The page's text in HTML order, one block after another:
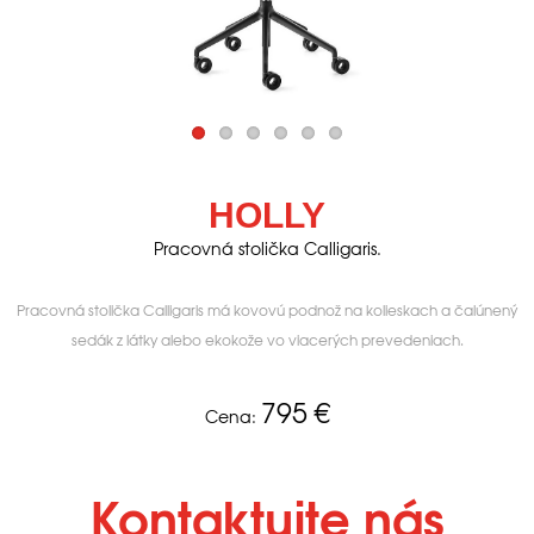
HOLLY
Pracovná stolička Calligaris.
Pracovná stolička Calligaris má kovovú podnož na kolieskach a čalúnený
sedák z látky alebo ekokože vo viacerých prevedeniach.
Cena: 795€
Kontaktujte nás